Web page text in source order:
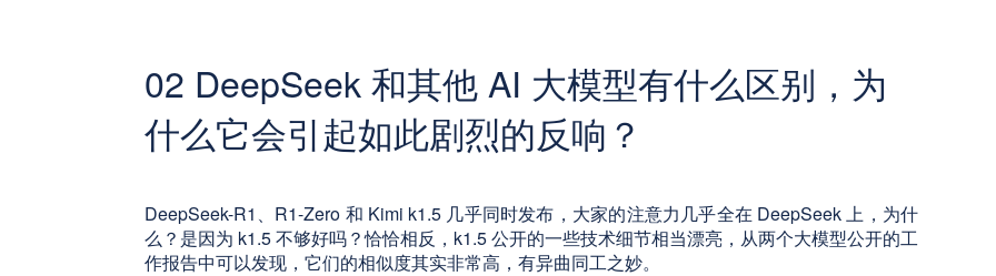
02 DeepSeek 和其他 AI 大模型有什么区别，为
什么它会引起如此剧烈的反响？
DeepSeek-R1、R1-Zero 和 Kimi k1.5 几乎同时发布，大家的注意力几乎全在 DeepSeek 上，为什
么？是因为 k1.5 不够好吗？恰恰相反，k1.5 公开的一些技术细节相当漂亮，从两个大模型公开的工
作报告中可以发现，它们的相似度其实非常高，有异曲同工之妙。